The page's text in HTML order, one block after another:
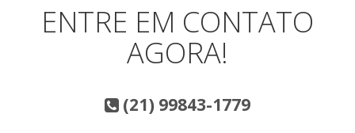
ENTRE EM CONTATO
AGORA!
(21) 99843-1779